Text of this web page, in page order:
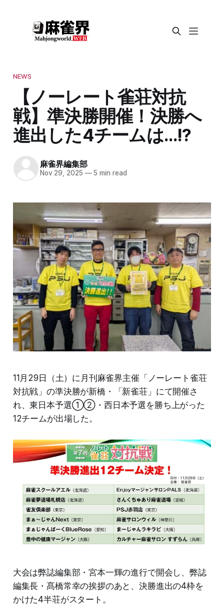
NEWS
【ノーレート雀荘対抗
戦】準決勝開催！決勝へ
進出した4チームは…!?
麻雀界編集部
Nov 29, 2025 —5 min read
11月29日（土）に月刊麻雀界主催「ノーレート雀荘
対抗戦」の準決勝が新橋・「新雀荘」にて開催さ
れ、東日本予選①②・西日本予選を勝ち上がった
12チームが出場した。
大会は弊誌編集部・宮本一輝の進行で開会し、弊誌
編集長・髙橋常幸の挨拶のあと、決勝進出の4枠を
かけた4半荘がスタート。